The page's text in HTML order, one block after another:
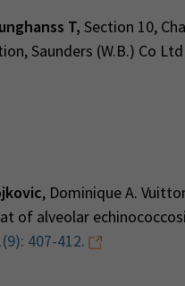
T, Section 10,
Saunders (W.B.) Co
, Dominique A.
of alveolar
407-412.